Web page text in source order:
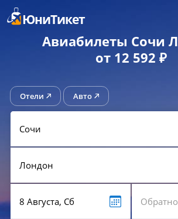
ЮниТикет
Авиабилеты Сочи
от 12 592 ₽
Отели Авто